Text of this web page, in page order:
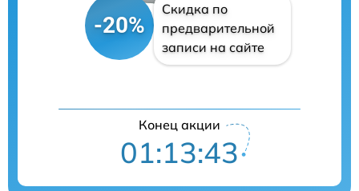
-20%
Скидка по
предварительной
записи на сайте
Конец акции
01:13:43